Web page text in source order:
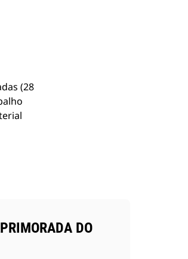
(28
DO